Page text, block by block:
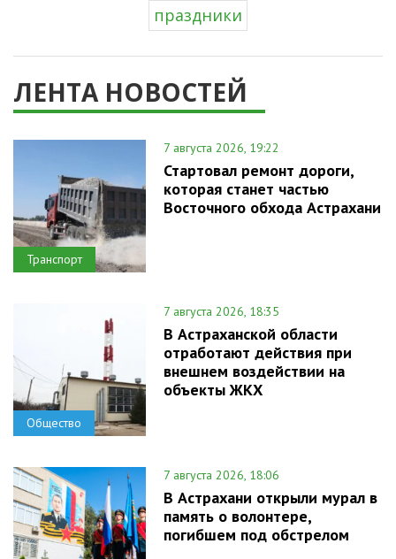
праздники
ЛЕНТА НОВОСТЕЙ
Транспорт
7 августа 2026, 19:22
Стартовал ремонт дороги,
которая станет частью
Восточного обхода Астрахани
Общество
7 августа 2026, 18:35
В Астраханской области
отработают действия при
внешнем воздействии на
объекты ЖКХ
7 августа 2026, 18:06
В Астрахани открыли мурал в
память о волонтере,
погибшем под обстрелом